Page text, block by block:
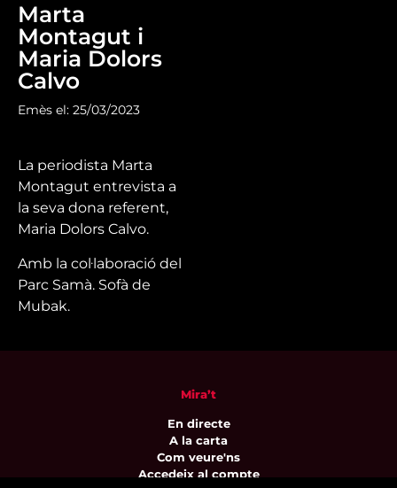
Marta
Montagut i
Maria Dolors
Calvo
Emès el: 25/03/2023
La periodista Marta
Montagut entrevista a
la seva dona referent,
Maria Dolors Calvo.
Amb la col·laboració del
Parc Samà. Sofà de
Mubak.
Mira’t
En directe
A la carta
Com veure'ns
Accedeix al compte